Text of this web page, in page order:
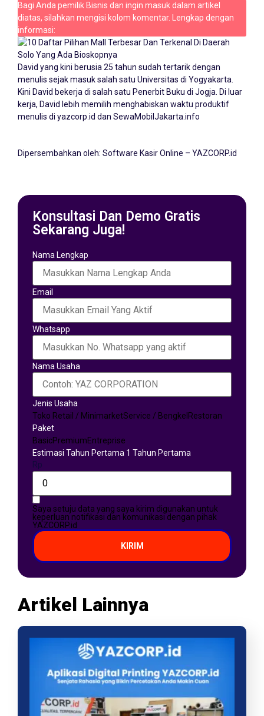
Bagi Anda pemilik Bisnis dan ingin masuk dalam artikel
diatas, silahkan mengisi kolom komentar. Lengkap dengan
informasi:
David yang kini berusia 25 tahun sudah tertarik dengan
menulis sejak masuk salah satu Universitas di Yogyakarta.
Kini David bekerja di salah satu Penerbit Buku di Jogja. Di luar
kerja, David lebih memilih menghabiskan waktu produktif
menulis di yazcorp.id dan SewaMobilJakarta.info
Dipersembahkan oleh: Software Kasir Online – YAZCORP.id
Konsultasi Dan Demo Gratis
Sekarang Juga!
Nama Lengkap
Email
Whatsapp
Nama Usaha
Jenis Usaha
Toko Retail / MinimarketService / Bengkel Restoran
Paket
BasicPremiumEntreprise
Estimasi Tahun Pertama 1 Tahun Pertama
Rp
Saya setuju data yang saya kirim digunakan untuk
keperluan notifikasi dan komunikasi dengan pihak
YAZCORP.id
KIRIM
Artikel Lainnya